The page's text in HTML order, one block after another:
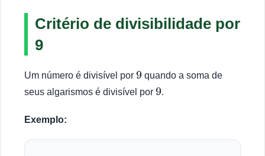
Critério de divisibilidade por
9
Um número é divisível por 9 quando a soma de
seus algarismos é divisível por 9.
Exemplo: